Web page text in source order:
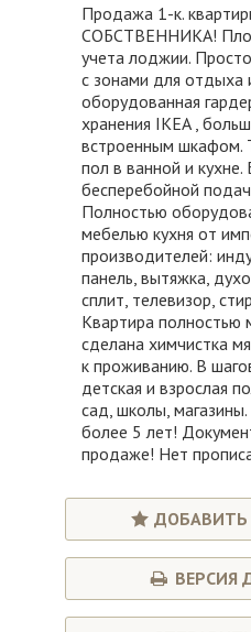
Продажа 1-к.
СОБСТВЕННИКА!
учета лоджии.
с зонами для отдыха
оборудованная
хранения IKEA ,
встроенным шкафом.
пол в ванной и кухне.
бесперебойной
Полностью
мебелью кухня от
производителей:
панель, вытяжка,
сплит, телевизор,
Квартира полностью
сделана химчистка
к проживанию. В
детская и взрослая
сад, школы,
более 5 лет!
продаже! Нет
ДОБАВИТЬ
ВЕРСИЯ